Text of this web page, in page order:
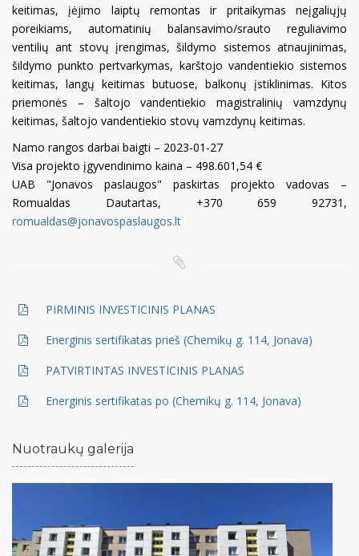
keitimas, įėjimo laiptų remontas ir pritaikymas neįgaliųjų
poreikiams, automatinių balansavimo/srauto reguliavimo
ventilių ant stovų įrengimas, šildymo sistemos atnaujinimas,
šildymo punkto pertvarkymas, karštojo vandentiekio sistemos
keitimas, langų keitimas butuose, balkonų įstiklinimas. Kitos
priemonės – šaltojo vandentiekio magistralinių vamzdynų
keitimas, šaltojo vandentiekio stovų vamzdynų keitimas.
Namo rangos darbai baigti – 2023-01-27
Visa projekto įgyvendinimo kaina – 498.601,54 €
UAB "Jonavos paslaugos" paskirtas projekto vadovas –
Romualdas Dautartas, +370 659 92731,
romualdas@jonavospaslaugos.lt
PIRMINIS INVESTICINIS PLANAS
Energinis sertifikatas prieš (Chemikų g. 114, Jonava)
PATVIRTINTAS INVESTICINIS PLANAS
Energinis sertifikatas po (Chemikų g. 114, Jonava)
Nuotraukų galerija